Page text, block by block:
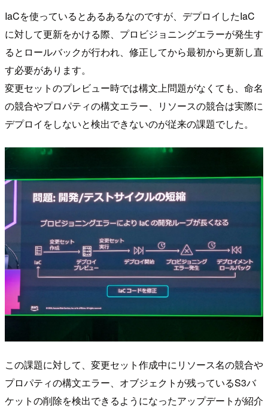
IaCを使っているとあるあるなのですが、デプロイしたIaC
に対して更新をかける際、プロビジョニングエラーが発生す
るとロールバックが行われ、修正してから最初から更新し直
す必要があります。
変更セットのプレビュー時では構文上問題がなくても、命名
の競合やプロパティの構文エラー、リソースの競合は実際に
デプロイをしないと検出できないのが従来の課題でした。
この課題に対して、変更セット作成中にリソース名の競合や
プロパティの構文エラー、オブジェクトが残っているS3バ
ケットの削除を検出できるようになったアップデートが紹介